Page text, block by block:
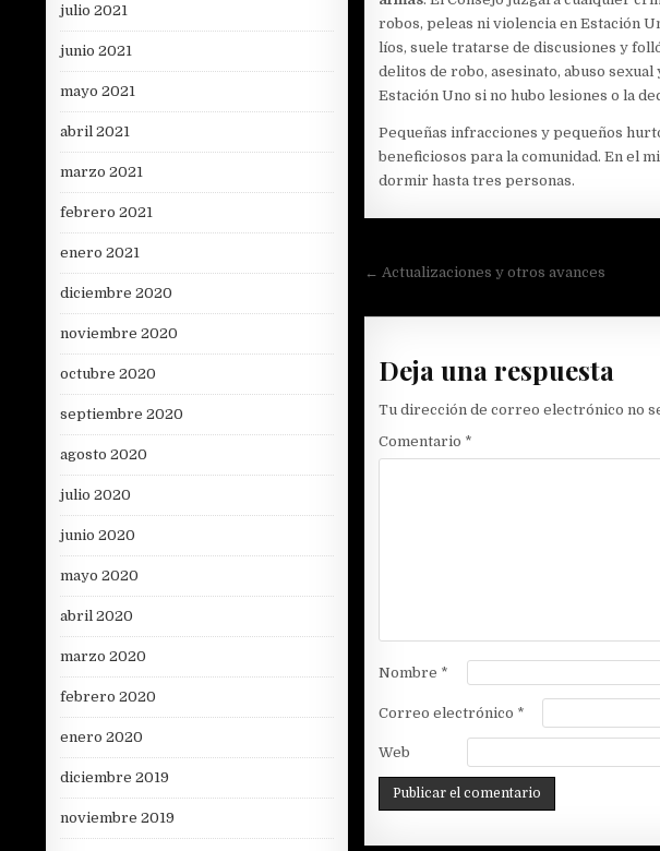
robos, peleas ni violencia en Estación
líos, suele tratarse de discusiones y
delitos de robo, asesinato, abuso
Estación Uno si no hubo lesiones o la
Pequeñas infracciones y pequeños
beneficiosos para la comunidad. En el
dormir hasta tres personas.
Navegación
de
← Actualizaciones y otros avances
Deja una respuesta
Tu dirección de correo electrónico no
Comentario *
Nombre *
Correo electrónico *
Web
julio 2021
junio 2021
mayo 2021
abril 2021
marzo 2021
febrero 2021
enero 2021
diciembre 2020
noviembre 2020
octubre 2020
septiembre 2020
agosto 2020
julio 2020
junio 2020
mayo 2020
abril 2020
marzo 2020
febrero 2020
enero 2020
diciembre 2019
noviembre 2019